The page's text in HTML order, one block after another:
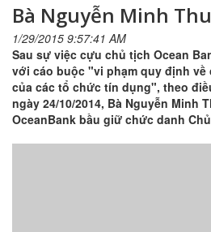
Bà Nguyễn Minh
1/29/2015 9:57:41 AM
Sau sự việc cựu chủ tịch Ocean
với cáo buộc "vi phạm quy định
của các tổ chức tín dụng", theo
ngày 24/10/2014, Bà Nguyễn Minh
OceanBank bầu giữ chức danh